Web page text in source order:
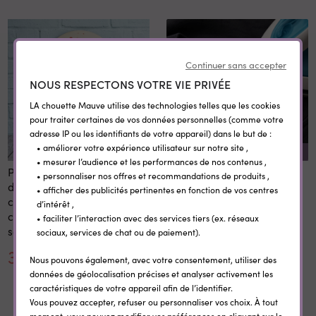
Panneau 1er et dernier jour
d'école personnalisé 20x28
cm en bois réutilisable avec
craie prénom rentrée
scolaire
30,00 €
REMISE SUR LA QUANTITÉ
Etiquettes vêtement
personnalisées
0,35 €
Continuer sans accepter
NOUS RESPECTONS VOTRE VIE PRIVÉE
LA chouette Mauve utilise des technologies telles que les cookies
pour traiter certaines de vos données personnelles (comme votre
adresse IP ou les identifiants de votre appareil) dans le but de :
• améliorer votre expérience utilisateur sur notre site ,
• mesurer l’audience et les performances de nos contenus ,
• personnaliser nos offres et recommandations de produits ,
• afficher des publicités pertinentes en fonction de vos centres
d’intérêt ,
• faciliter l’interaction avec des services tiers (ex. réseaux
sociaux, services de chat ou de paiement).
Nous pouvons également, avec votre consentement, utiliser des
données de géolocalisation précises et analyser activement les
caractéristiques de votre appareil afin de l’identifier.
Vous pouvez accepter, refuser ou personnaliser vos choix. À tout